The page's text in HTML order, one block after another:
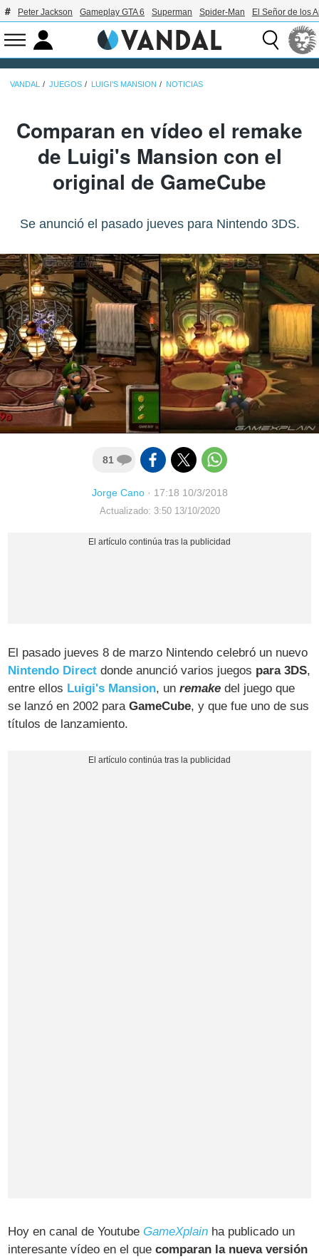
Peter Jackson Gameplay GTA 6 Superman Spider-Man El Señor de los
VANDAL JUEGOS LUIGI'S MANSION NOTICIAS
Comparan en vídeo el remake
de Luigi's Mansion con el
original de GameCube
Se anunció el pasado jueves para Nintendo 3DS.
81
Jorge Cano· 17:18 10/3/2018
Actualizado: 3:50 13/10/2020
El pasado jueves 8 de marzo Nintendo celebró un nuevo
Nintendo Direct donde anunció varios juegos para 3DS,
entre ellos Luigi's Mansion, unremake del juego que
se lanzó en 2002 paraGameCube, y que fue uno de sus
títulos de lanzamiento.
Hoy en canal de YoutubeGameXplain ha publicado un
interesante vídeo en el quecomparan la nueva versión